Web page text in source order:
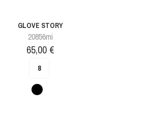
GLOVE STORY
20856mi
Prix
65,00 €
8
Noir